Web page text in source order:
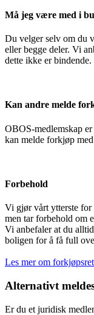
Må jeg være med i
Du velger selv om du
eller begge deler. Vi
dette ikke er bindende.
Kan andre melde
OBOS-medlemskap
kan melde forkjøp
Forbehold
Vi gjør vårt ytterste for
men tar forbehold om
Vi anbefaler at du
boligen for å få full
Les mer om
Alternativt
Er du et juridisk